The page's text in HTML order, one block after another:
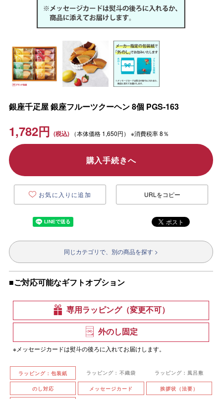
銀座千疋屋 銀座フルーツクーヘン 8個 PGS-163
1,782円 （本体価格 1,650円） ※消費税率 8％
購入手続きへ
お気に入りに追加 URLをコピー
同じカテゴリで、別の商品を探す >
■ご対応可能なギフトオプション
専用ラッピング（変更不可）
外のし固定
※メッセージカードは熨斗の後ろに入れてお届けします。
ラッピング：包装紙 ラッピング：不織袋 ラッピング：風呂敷
のし対応 メッセージカード 挨拶状（法要）